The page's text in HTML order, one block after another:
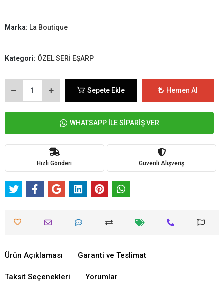
Marka: La Boutique
Kategori: ÖZEL SERİ EŞARP
Sepete Ekle Hemen Al
WHATSAPP İLE SİPARİŞ VER
Hızlı Gönderi Güvenli Alışveriş
Ürün Açıklaması Garanti ve Teslimat
Taksit Seçenekleri Yorumlar